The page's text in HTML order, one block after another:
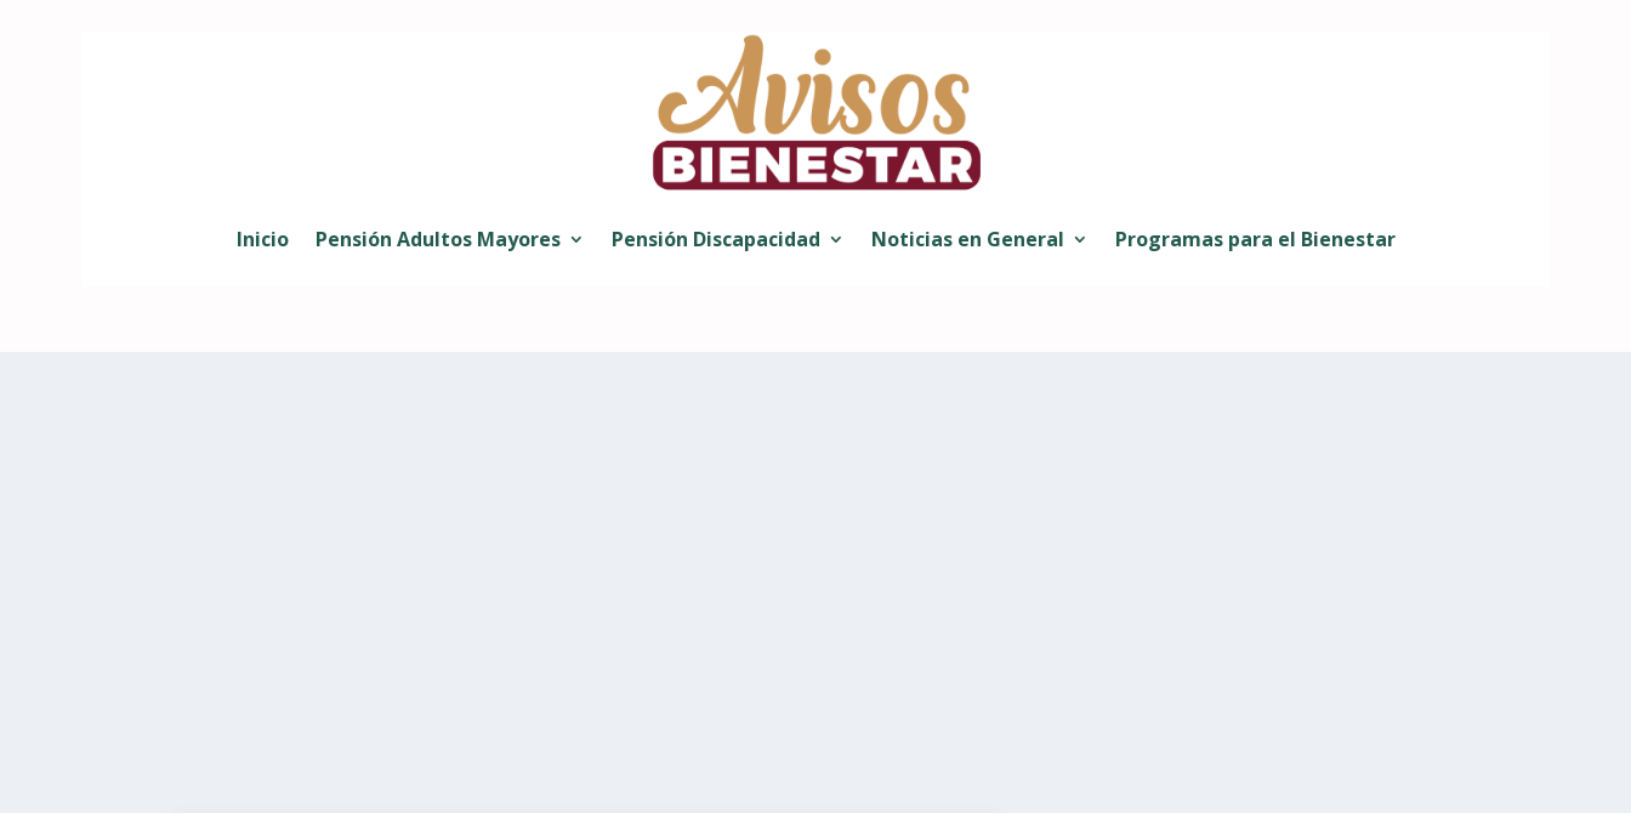
Inicio Pensión Adultos Mayores Pensión Discapacidad Noticias en General Programas para el Bienestar